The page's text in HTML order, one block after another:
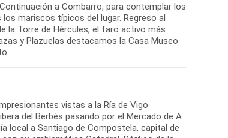
a Combarro, para contemplar los
mariscos típicos del lugar. Regreso al
la Torre de Hércules, el faro activo más
y Plazuelas destacamos la Casa Museo
vistas a la Ría de Vigo
del Berbés pasando por el Mercado de A
local a Santiago de Compostela, capital de